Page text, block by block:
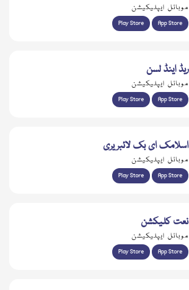
موبائل ایپلیکیشن
Play Store App Store
ریڈ اینڈ لسن
موبائل ایپلیکیشن
Play Store App Store
اسلامک ای بک لائبریری
موبائل ایپلیکیشن
Play Store App Store
نعت کلیکشن
موبائل ایپلیکیشن
Play Store App Store